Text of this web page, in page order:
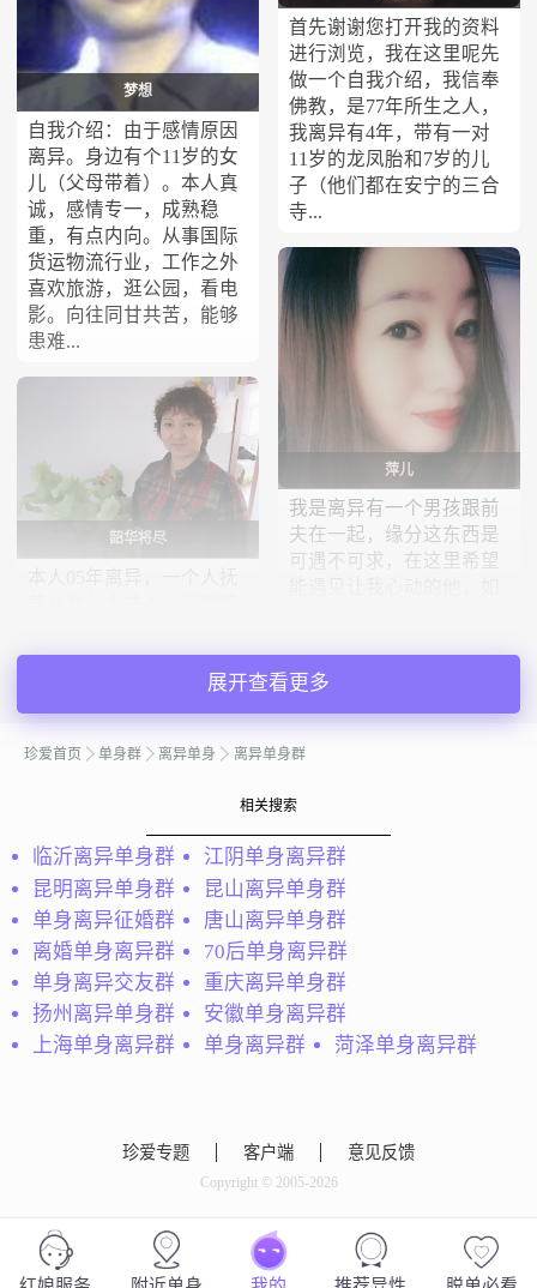
梦想
自我介绍：由于感情原因
离异。身边有个11岁的女
儿（父母带着）。本人真
诚，感情专一，成熟稳
重，有点内向。从事国际
货运物流行业，工作之外
喜欢旅游，逛公园，看电
影。向往同甘共苦，能够
患难...
韶华将尽
利，收入还可以，想找一
位知疼知热的爱人，相互
疼爱，相互照顾，携手幸
红酒
我是一个离异了独自在外
漂泊的女子，想找一个可
会员49794724
我性格直爽，离异，带一
首先谢谢您打开我的资料
进行浏览，我在这里呢先
做一个自我介绍，我信奉
佛教，是77年所生之人，
我离异有4年，带有一对
11岁的龙凤胎和7岁的儿
子（他们都在安宁的三合
寺...
萍儿
我是离异有一个男孩跟前
夫在一起，缘分这东西是
可遇不可求，在这里希望
年少轻狂不懂婚姻又因三
观不合性格差异而离异，
带一女儿。虽对爱情一度
怀疑，仍期待怦然心动的
感觉！喜欢旅行，看书，
音乐！生活不易希望有人
展开查看更多
珍爱首页 单身群 离异单身 离异单身群
相关搜索
临沂离异单身群
江阴单身离异群
昆明离异单身群
昆山离异单身群
单身离异征婚群
唐山离异单身群
离婚单身离异群
70后单身离异群
单身离异交友群
重庆离异单身群
扬州离异单身群
安徽单身离异群
上海单身离异群
单身离异群 菏泽单身离异群
珍爱专题 客户端 意见反馈
Copyright © 2005-2026